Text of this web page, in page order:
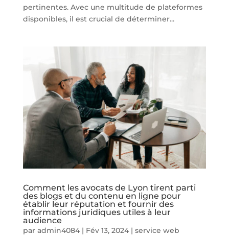
pertinentes. Avec une multitude de plateformes
disponibles, il est crucial de déterminer...
Comment les avocats de Lyon tirent parti
des blogs et du contenu en ligne pour
établir leur réputation et fournir des
informations juridiques utiles à leur
audience
par admin4084| Fév 13, 2024| service web